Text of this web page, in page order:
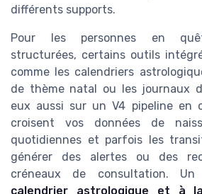
différents supports.
Pour les personnes en
structurées, certains outils
comme les calendriers
de thème natal ou les journaux
eux aussi sur un V4 pipeline en
croisent vos données de
quotidiennes et parfois les
générer des alertes ou des
créneaux de consultation.
calendrier astrologique et à